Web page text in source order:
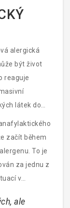
alergická
být život
reaguje
látek do
zánět,
a mnoho
začít během
To je
za jednu z
v
by měli vždy
pomoci
ale